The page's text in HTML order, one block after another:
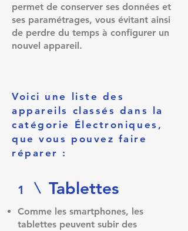
permet de conserver ses données et
ses paramétrages, vous évitant ainsi
de perdre du temps à configurer un
nouvel appareil.
Voici une liste des
appareils classés dans la
catégorie Électroniques,
que vous pouvez faire
réparer :
1 Tablettes​
Comme les smartphones, les
tablettes peuvent subir des